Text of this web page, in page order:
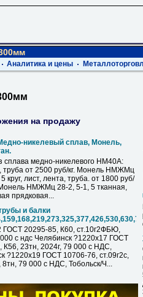
Аналитика и цены
на продажу
никелевый сплав, Монель,
сплава медно-никелевого НМ40А:
труба от 2500 руб/кг. Монель НМЖМц
круг, лист, лента, труба. от 1800 руб/
НМЖМц 28-2, 5-1, 5 тканная,
прядковая...
и балки
ГОСТ 20295-85, К60, ст.10г2ФБЮ,
с ндс Челябинск ?1220х17 ГОСТ
К56, 23тн, 2024г, 79 000 с НДC,
?1220х19 ГОСТ 10706-76, ст.09г2с,
8тн, 79 000 с НДC, Тобольск/Ч...